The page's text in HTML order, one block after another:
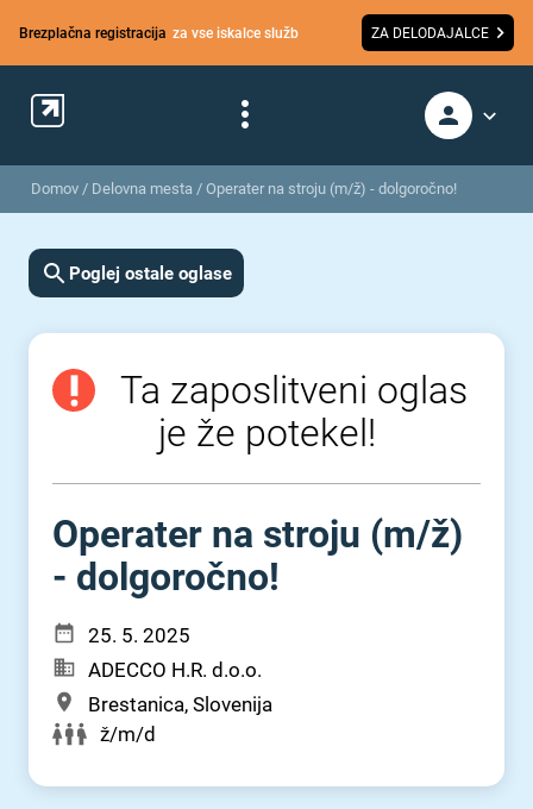
Brezplačna registracija za vse iskalce služb ZA DELODAJALCE
Domov / Delovna mesta / Operater na stroju (m/ž) - dolgoročno!
Poglej ostale oglase
Ta zaposlitveni oglas
je že potekel!
Operater na stroju (m⁠/⁠ž)
- dolgoročno!
25. 5. 2025
ADECCO H.R. d.o.o.
Brestanica, Slovenija
ž/m/d